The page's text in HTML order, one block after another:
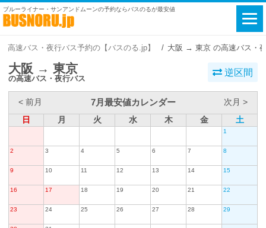
ブルーライナー・サンアンドムーンの予約ならバスのるが最安値
高速バス・夜行バス予約の【バスのる.jp】 大阪 → 東京 の高速バス・
大阪 → 東京
の高速バス・夜行バス
逆区間
< 前月 7月最安値カレンダー
次月 >
日
月 火 水 木 金 土
1
2 3 4 5 6 7 8
9 10 11 12 13 14 15
16 17 18 19 20 21 22
23 24 25 26 27 28 29